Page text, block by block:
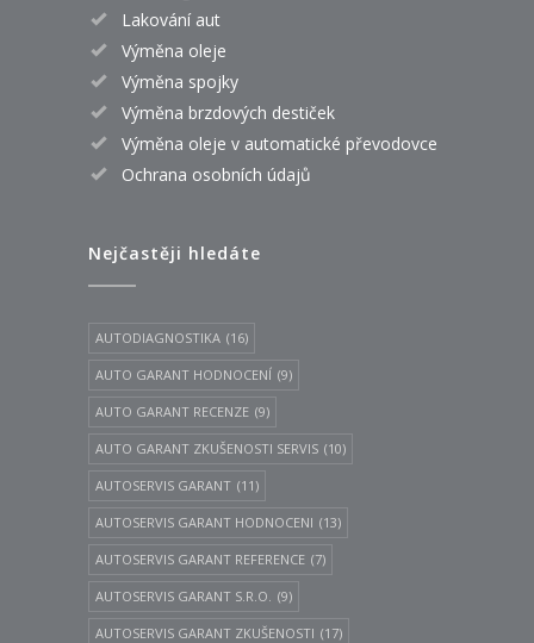
Lakování aut
Výměna oleje
Výměna spojky
Výměna brzdových destiček
Výměna oleje v automatické převodovce
Ochrana osobních údajů
Nejčastěji hledáte
AUTODIAGNOSTIKA (16)
AUTO GARANT HODNOCENÍ (9)
AUTO GARANT RECENZE (9)
AUTO GARANT ZKUŠENOSTI SERVIS (10)
AUTOSERVIS GARANT (11)
AUTOSERVIS GARANT HODNOCENI (13)
AUTOSERVIS GARANT REFERENCE (7)
AUTOSERVIS GARANT S.R.O. (9)
AUTOSERVIS GARANT ZKUŠENOSTI (17)